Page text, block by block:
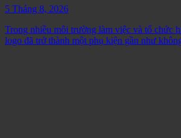
5 Tháng 8, 2026
Trong nhiều môi trường làm việc và tổ chức
logo đã trở thành một phụ kiện gần như